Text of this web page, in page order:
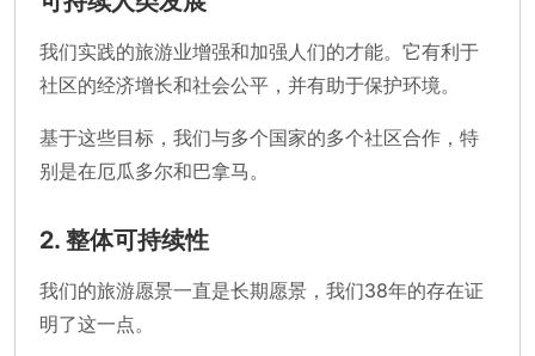
我们实践的旅游业增强和加强人们的才能。它有利于
社区的经济增长和社会公平，并有助于保护环境。
基于这些目标，我们与多个国家的多个社区合作，特
别是在厄瓜多尔和巴拿马。
2. 整体可持续性
我们的旅游愿景一直是长期愿景，我们38年的存在证
明了这一点。